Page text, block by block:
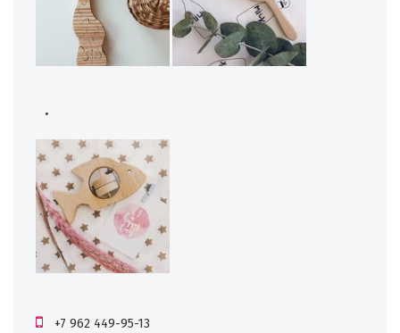
.
+7 962 449-95-13